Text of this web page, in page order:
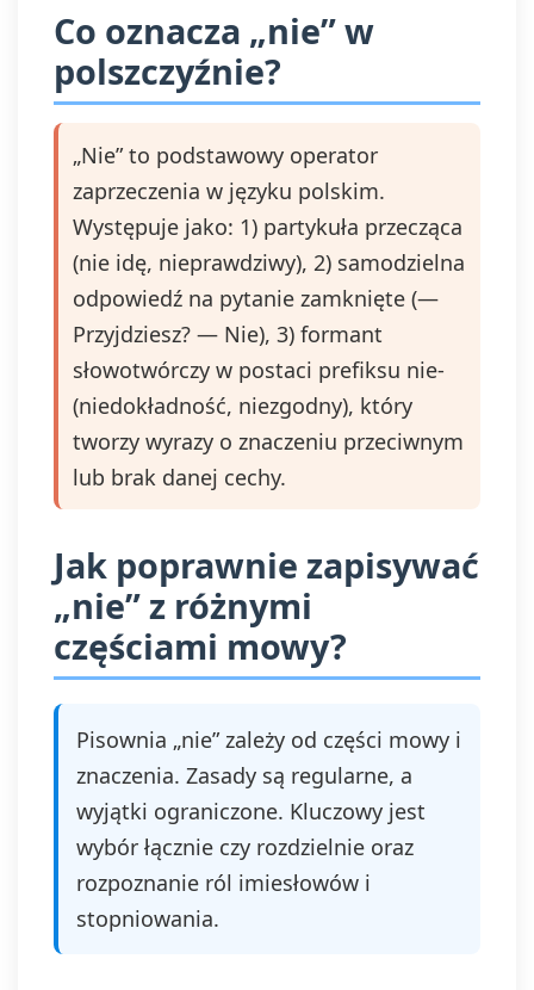
Co oznacza „nie” w
polszczyźnie?
„Nie” to podstawowy operator
zaprzeczenia w języku polskim.
Występuje jako: 1) partykuła przecząca
(nie idę, nieprawdziwy), 2) samodzielna
odpowiedź na pytanie zamknięte (—
Przyjdziesz? — Nie), 3) formant
słowotwórczy w postaci prefiksu nie-
(niedokładność, niezgodny), który
tworzy wyrazy o znaczeniu przeciwnym
lub brak danej cechy.
Jak poprawnie zapisywać
„nie” z różnymi
częściami mowy?
Pisownia „nie” zależy od części mowy i
znaczenia. Zasady są regularne, a
wyjątki ograniczone. Kluczowy jest
wybór łącznie czy rozdzielnie oraz
rozpoznanie ról imiesłowów i
stopniowania.